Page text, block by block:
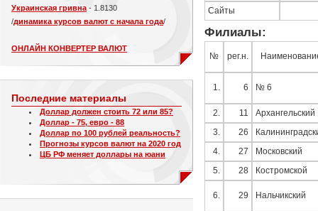
Украинская гривна - 1.8130
/динамика курсов валют с начала года/
ОНЛАЙН КОНВЕРТЕР ВАЛЮТ
Последние материалы
Доллар должен стоить 72 или 85?
Доллар - 75, евро - 88
Доллар по 100 рублей реальность?
Прогнозы курсов валют на 2020 год
ЦБ РФ меняет доллары на юани
Сайты
Филиалы:
№ рег.н.
1. 6 № 6
2. 11 Архангельский
3. 26
4. 27 Московский
5. 28 Костромской
6. 29 Нальчикский